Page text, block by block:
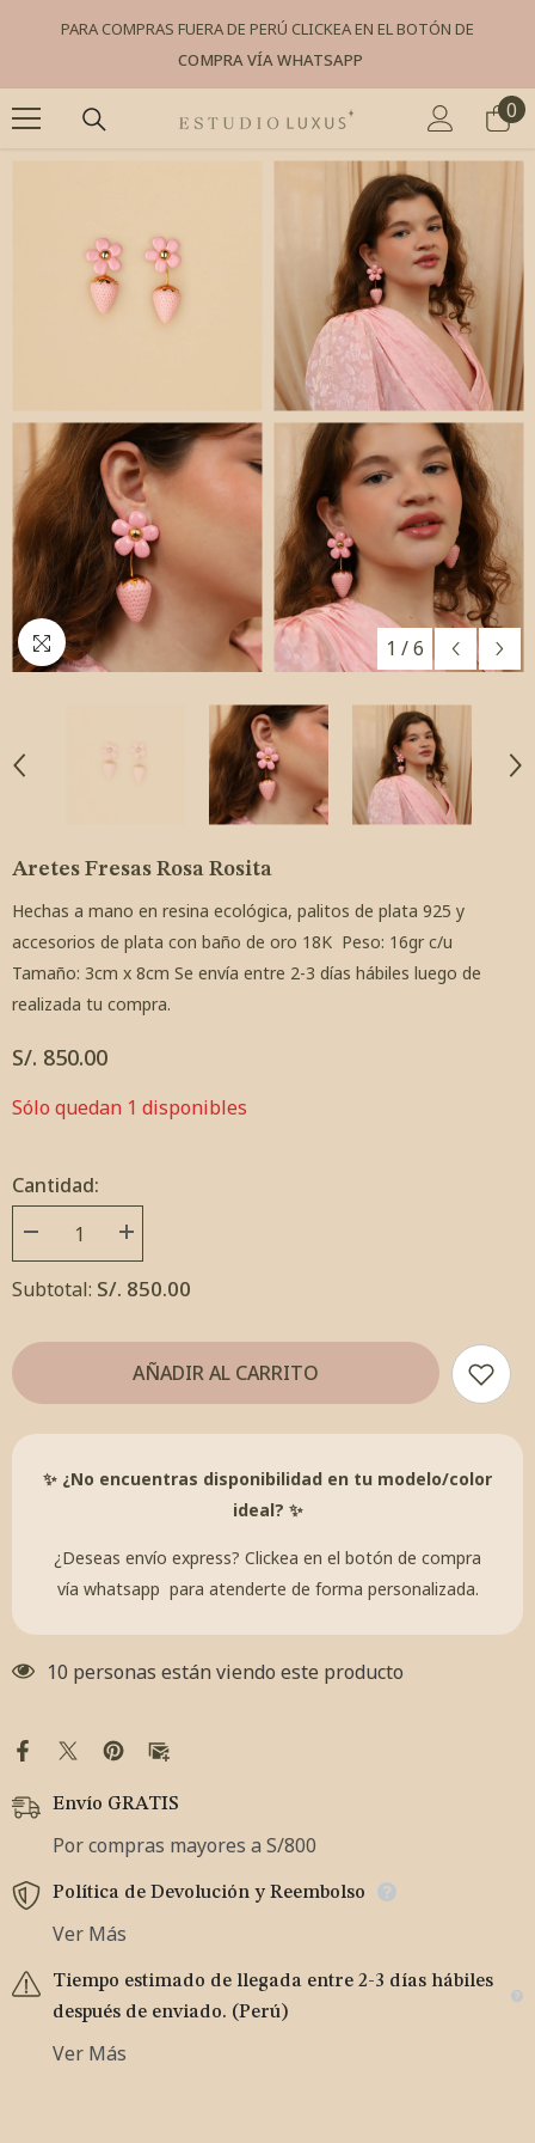
SKIP TO CONTENT
PARA COMPRAS FUERA DE PERÚ CLICKEA EN EL BOTÓN DE
COMPRA VÍA WHATSAPP
00
1 /6
Aretes Fresas Rosa Rosita
Hechas a mano en resina ecológica, palitos de plata 925 y
accesorios de plata con baño de oro 18K Peso: 16gr c/u
Tamaño: 3cm x 8cm Se envía entre 2-3 días hábiles luego de
realizada tu compra.
S/. 850.00
Sólo quedan 1 disponibles
Cantidad:
Disminuir
cantidad
Aretes
Rosita
Incrementar
cantidad
Aretes
Rosita
Subtotal: S/. 850.00
AÑADIR AL CARRITO
✨ ¿No encuentras disponibilidad en tu modelo/color
ideal? ✨
¿Deseas envío express? Clickea en el botón de compra
vía whatsapp para atenderte de forma personalizada.
10 personas están viendo este producto
Envío GRATIS
Por compras mayores a S/800
Política de Devolución y Reembolso
Ver Más
Tiempo estimado de llegada entre 2-3 días hábiles
después de enviado. (Perú)
Ver Más